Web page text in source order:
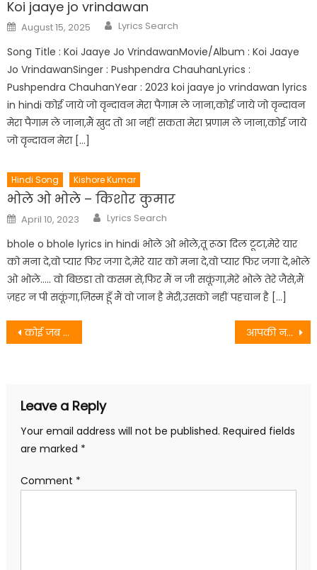
Koi jaaye jo vrindawan
Posted
on
August 15, 2025 Author
Lyrics Search
Song Title : Koi Jaaye Jo VrindawanMovie/Album : Koi Jaaye
Jo VrindawanSinger : Pushpendra ChauhanLyrics :
Pushpendra ChauhanYear : 2023 koi jaaye jo vrindawan lyrics
in hindi कोई जाये जो वृन्दावन मेरा पैगाम ले जाना,कोई जाये जो वृन्दावन
मेरा पैगाम ले जाना,मैं खुद तो आ नहीं सकता मेरा प्रणाम ले जाना,कोई जाये
जो वृन्दावन मेरा […]
Hindi Song Kishore Kumar
भोले ओ भोले – किशोर कुमार
Posted
on
April 10, 2023 Author
Lyrics Search
bhole o bhole lyrics in hindi भोले ओ भोले,तू रूठा दिल टूटा,मेरे यार
को मना दे,वो प्यार फिर जगा दे,मेरे यार को मना दे,वो प्यार फिर जगा दे,भोले
ओ भोले….. वो बिछडा तो कसम से,फिर मैं न जी सकूंगा,मेरे भोले तेरे जैसे,मैं
ज़हर न पी सकूंगा,ज़िस्म हूँ मैं वो जान है मेरी,उसको नहीं पहचान है […]
Post
कोई जब राह न पाए आपकी नज़रों ने समझा
Leave a Reply
Your email address will not be published. Required fields
are marked *
Comment *